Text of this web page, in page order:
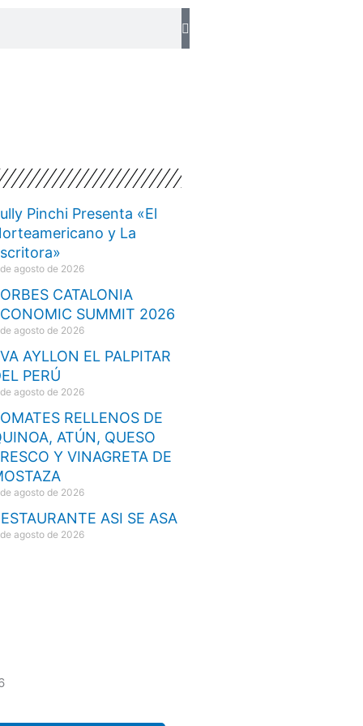
Pinchi Presenta «El
y La
agosto de 2026
CATALONIA
SUMMIT 2026
agosto de 2026
AYLLON EL PALPITAR
PERÚ
agosto de 2026
RELLENOS DE
ATÚN, QUESO
Y VINAGRETA DE
agosto de 2026
ASI SE ASA
agosto de 2026